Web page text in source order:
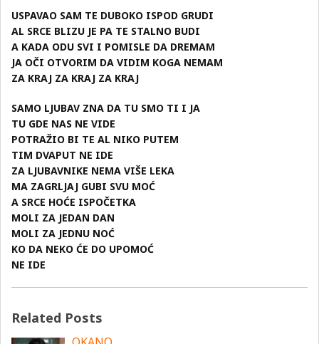
USPAVAO SAM TE DUBOKO ISPOD GRUDI
AL SRCE BLIZU JE PA TE STALNO BUDI
A KADA ODU SVI I POMISLE DA DREMAM
JA OČI OTVORIM DA VIDIM KOGA NEMAM
ZA KRAJ ZA KRAJ ZA KRAJ
SAMO LJUBAV ZNA DA TU SMO TI I JA
TU GDE NAS NE VIDE
POTRAŽIO BI TE AL NIKO PUTEM
TIM DVAPUT NE IDE
ZA LJUBAVNIKE NEMA VIŠE LEKA
MA ZAGRLJAJ GUBI SVU MOĆ
A SRCE HOĆE ISPOČETKA
MOLI ZA JEDAN DAN
MOLI ZA JEDNU NOĆ
KO DA NEKO ĆE DO UPOMOĆ
NE IDE
Related Posts